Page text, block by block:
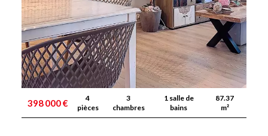
398 000 €
4
pièces
3
chambres
1 salle de
bains
87.37
m²